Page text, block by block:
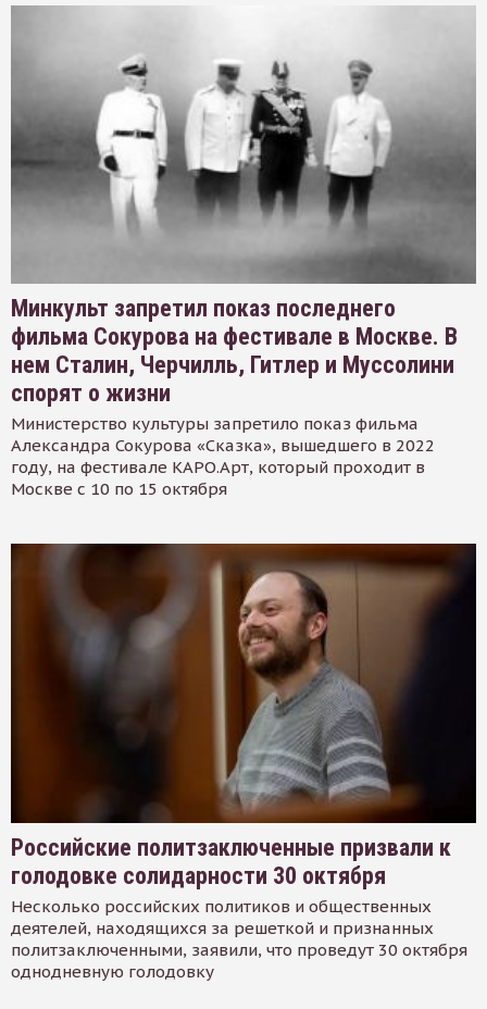
Минкульт запретил показ последнего
фильма Сокурова на фестивале в Москве. В
нем Сталин, Черчилль, Гитлер и Муссолини
спорят о жизни
Министерство культуры запретило показ фильма
Александра Сокурова «Сказка», вышедшего в 2022
году, на фестивале КАРО.Арт, который проходит в
Москве с 10 по 15 октября
Российские политзаключенные призвали к
голодовке солидарности 30 октября
Несколько российских политиков и общественных
деятелей, находящихся за решеткой и признанных
политзаключенными, заявили, что проведут 30 октября
однодневную голодовку